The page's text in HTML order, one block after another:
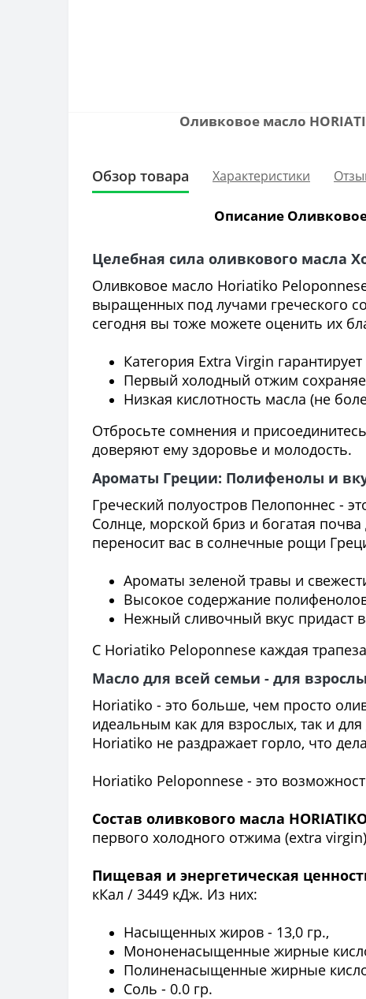
Оливковое масло
Обзор товара Характеристики
Описание Оливковое
Целебная сила оливкового масла
Оливковое масло Horiatiko
выращенных под лучами греческого
сегодня вы тоже можете оценить их
Категория Extra Virgin
Первый холодный отжим
Низкая кислотность масла (не
Отбросьте сомнения и
доверяют ему здоровье и молодость.
Ароматы Греции: Полифенолы и
Греческий полуостров Пелопоннес -
Солнце, морской бриз и богатая
переносит вас в солнечные рощи
Ароматы зеленой травы и
Высокое содержание
Нежный сливочный вкус придаст
С Horiatiko Peloponnese каждая
Масло для всей семьи - для
Horiatiko - это больше, чем просто
идеальным как для взрослых, так и
Horiatiko не раздражает горло, что
Horiatiko Peloponnese - это
Состав оливкового масла
первого холодного отжима (extra
Пищевая и энергетическая
кКал / 3449 кДж. Из них:
Насыщенных жиров - 13,0 гр.,
Мононенасыщенные жирные
Полиненасыщенные жирные
Соль - 0.0 гр.